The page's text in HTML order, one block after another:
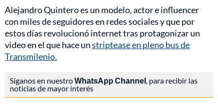
Alejandro Quintero es un modelo, actor e influencer
con miles de seguidores en redes sociales y que por
estos días revolucionó internet tras protagonizar un
video en el que hace unstriptease en pleno bus de
Transmilenio.
Síganos en nuestroWhatsApp Channel, para recibir las
noticias de mayor interés